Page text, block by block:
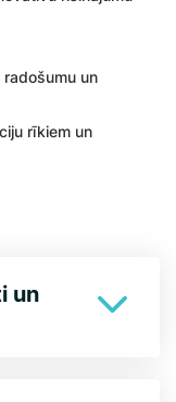
un
rīkiem un
un